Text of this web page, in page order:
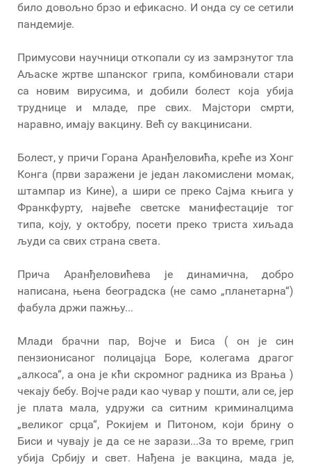
било довољно брзо и ефикасно. И онда су се сетили
пандемије.
Примусови научници откопали су из замрзнутог тла
Аљаске жртве шпанског грипа, комбиновали стари
са новим вирусима, и добили болест која убија
труднице и младе, пре свих. Мајстори смрти,
наравно, имају вакцину. Већ су вакцинисани.
Болест, у причи Горана Аранђеловића, креће из Хонг
Конга (први заражени је један лакомислени момак,
штампар из Кине), а шири се преко Сајма књига у
Франкфурту, највеће светске манифестације тог
типа, коју, у октобру, посети преко триста хиљада
људи са свих страна света.
Прича Аранђеловићева је динамична, добро
написана, њена београдска (не само „планетарна“)
фабула држи пажњу...
Млади брачни пар, Војче и Биса ( он је син
пензионисаног полицајца Боре, колегама драгог
„алкоса“, а она је кћи скромног радника из Врања )
чекају бебу. Војче ради као чувар у пошти, али се, јер
је плата мала, удружи са ситним криминалцима
„великог срца“, Рокијем и Питоном, који брину о
Биси и чувају је да се не зарази...За то време, грип
убија Србију и свет. Нађена је вакцина, мада је,